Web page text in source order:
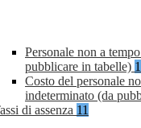
Personale non a
pubblicare in tabelle) 1
Costo del personale
indeterminato (da
di assenza 11